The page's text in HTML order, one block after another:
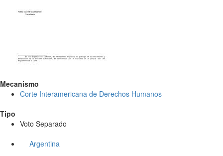
Mecanismo
Corte Interamericana de Derechos Humanos
Tipo
Voto Separado
Argentina